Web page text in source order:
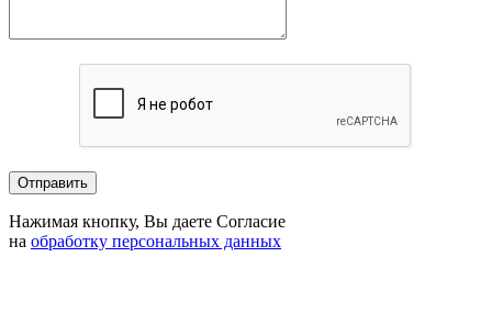
Нажимая кнопку, Вы даете Согласие
на обработку персональных данных